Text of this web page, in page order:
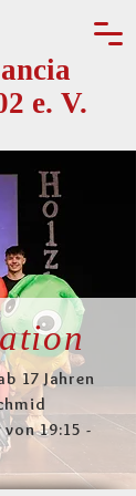
e. V.
17 Jahren
19:15 -